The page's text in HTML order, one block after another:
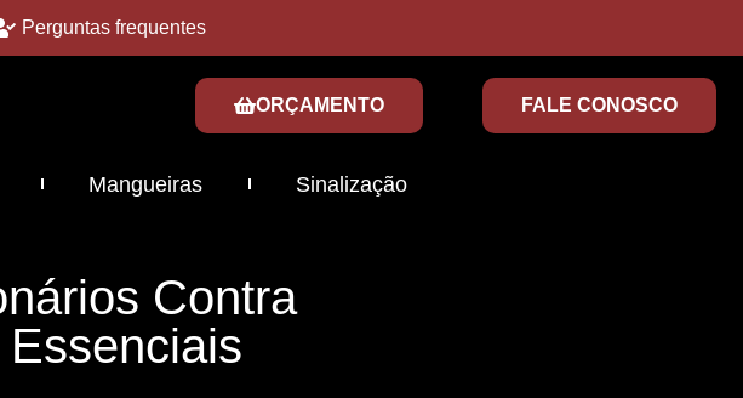
Perguntas frequentes
ORÇAMENTO FALE CONOSCO
Mangueiras Sinalização
Contra